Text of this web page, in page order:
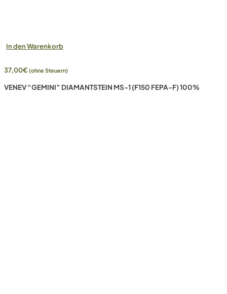
In den Warenkorb
37,00€(ohne Steuern)
VENEV “GEMINI” DIAMANTSTEIN MS-1 (F150 FEPA-F) 100%